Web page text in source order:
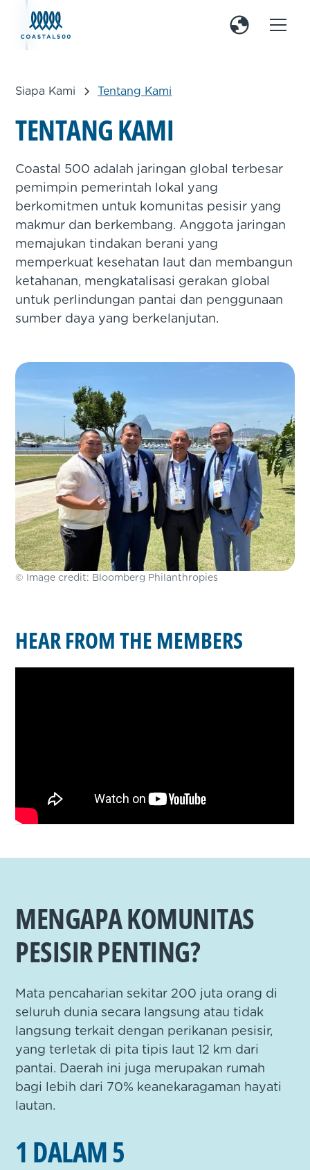
Siapa Kami Tentang Kami
TENTANGKAMI
Coastal 500 adalah jaringan global terbesar
pemimpin pemerintah lokal yang
berkomitmen untuk komunitas pesisir yang
makmur dan berkembang. Anggota jaringan
memajukan tindakan berani yang
memperkuat kesehatan laut dan membangun
ketahanan, mengkatalisasi gerakan global
untuk perlindungan pantai dan penggunaan
sumber daya yang berkelanjutan.
© Image credit: Bloomberg Philanthropies
HEAR FROM THE MEMBERS
MENGAPA KOMUNITAS
PESISIR PENTING?
Mata pencaharian sekitar 200 juta orang di
seluruh dunia secara langsung atau tidak
langsung terkait dengan perikanan pesisir,
yang terletak di pita tipis laut 12 km dari
pantai. Daerah ini juga merupakan rumah
bagi lebih dari 70% keanekaragaman hayati
lautan.
1 DALAM 5